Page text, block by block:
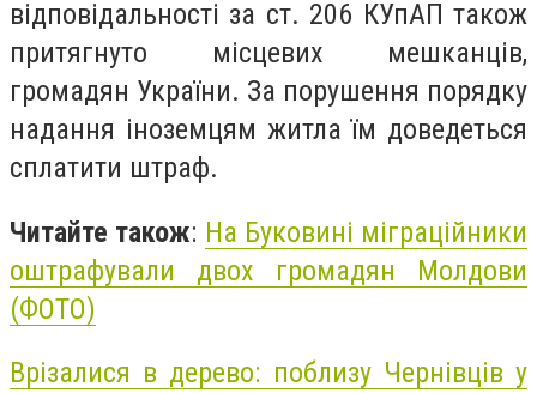
відповідальності за ст. 206 КУпАП також
притягнуто місцевих мешканців,
громадян України. За порушення порядку
надання іноземцям житла їм доведеться
сплатити штраф.
Читайте також: На Буковині міграційники
оштрафували двох громадян Молдови
(ФОТО)
Врізалися в дерево: поблизу Чернівців у